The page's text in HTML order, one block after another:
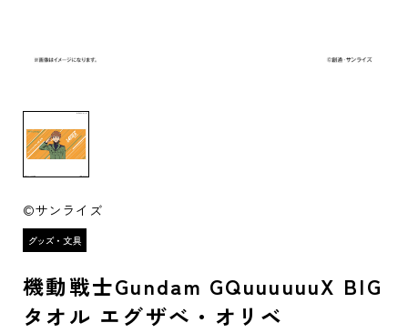
©サンライズ
機動戦士Gundam GQuuuuuuX BIG
タオル エグザべ・オリベ